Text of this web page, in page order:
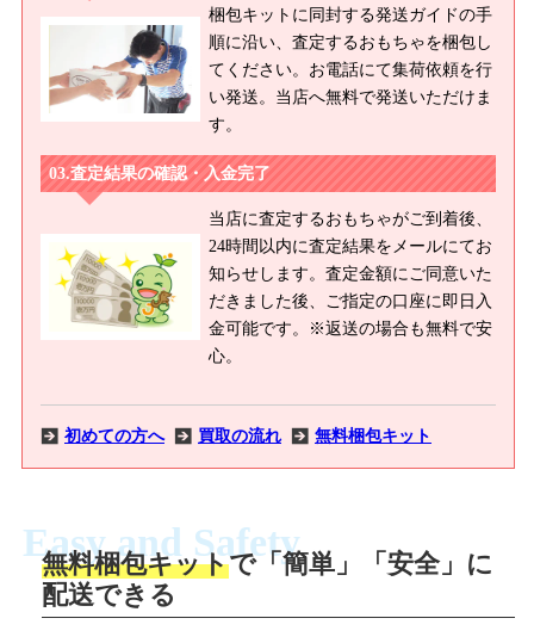
梱包キットに同封する発送ガイドの手
順に沿い、査定するおもちゃを梱包し
てください。お電話にて集荷依頼を行
い発送。当店へ無料で発送いただけま
す。
査定結果の確認・入金完了
当店に査定するおもちゃがご到着後、
24時間以内に査定結果をメールにてお
知らせします。査定金額にご同意いた
だきました後、ご指定の口座に即日入
金可能です。※返送の場合も無料で安
心。
初めての方へ 買取の流れ 無料梱包キット
商品撮影
LINEの友だち追加・査定画像を送信
Easy and Safety
無料梱包キットで「簡単」「安全」に
配送できる